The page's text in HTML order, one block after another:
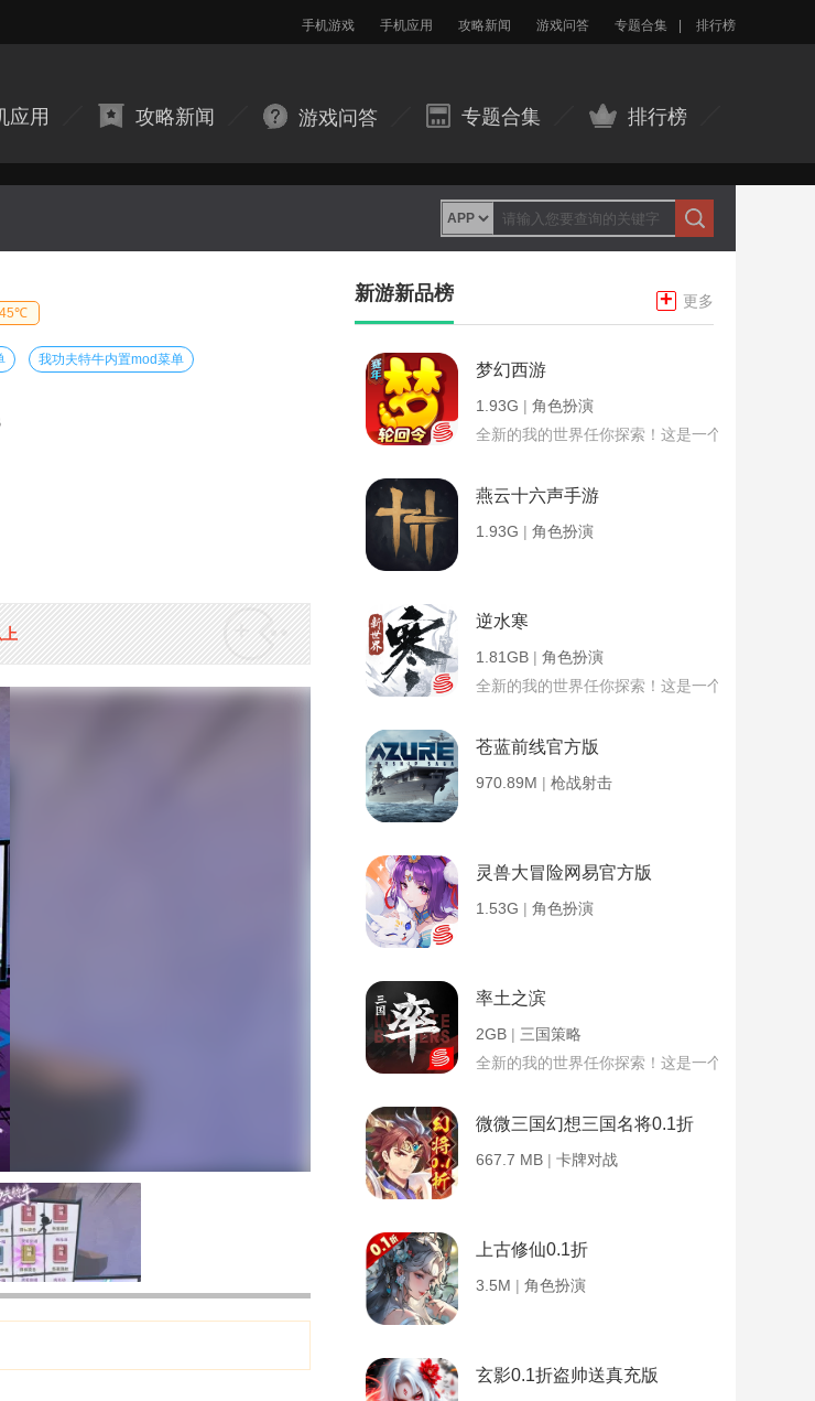
手机游戏 手机应用 攻略新闻 游戏问答 专题合集 排行榜
应用 攻略新闻 游戏问答 专题合集 排行榜
45℃
我功夫特牛内置mod菜单
新游新品榜 + 更多
梦幻西游
1.93G | 角色扮演
全新的我的世界任你探索！这是一个小提示字段。
燕云十六声手游
1.93G | 角色扮演
逆水寒
1.81GB | 角色扮演
全新的我的世界任你探索！这是一个小提示字段。
苍蓝前线官方版
970.89M | 枪战射击
灵兽大冒险网易官方版
1.53G | 角色扮演
率土之滨
2GB | 三国策略
全新的我的世界任你探索！这是一个小提示字段。
微微三国幻想三国名将0.1折
667.7 MB | 卡牌对战
上古修仙0.1折
3.5M | 角色扮演
玄影0.1折盗帅送真充版